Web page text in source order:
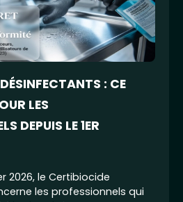
: CE
LES
DEPUIS LE 1ER
2026, le Certibiocide
les professionnels qui